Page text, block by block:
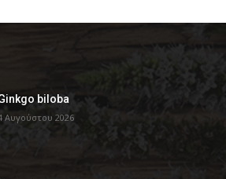
biloba
Αυγούστου 2026